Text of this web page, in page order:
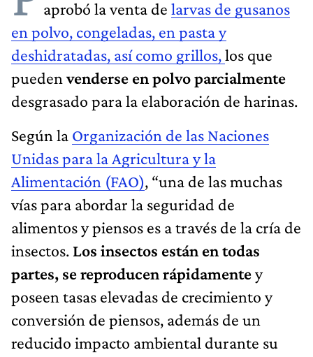
aprobó la venta de larvas de gusanos
en polvo, congeladas, en pasta y
deshidratadas, así como grillos,los que
puedenvenderse en polvo parcialmente
desgrasado para la elaboración de harinas.
Según la Organización de las Naciones
Unidas para la Agricultura y la
Alimentación (FAO), “una de las muchas
vías para abordar la seguridad de
alimentos y piensos es a través de la cría de
insectos. Los insectos están en todas
partes, se reproducen rápidamentey
poseen tasas elevadas de crecimiento y
conversión de piensos, además de un
reducido impacto ambiental durante su